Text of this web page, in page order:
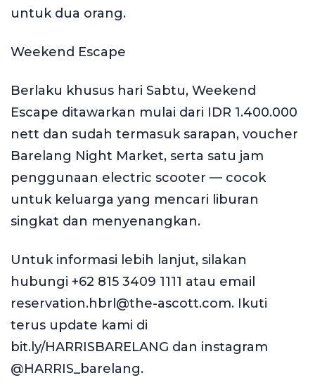
untuk dua orang.
Weekend Escape
Berlaku khusus hari Sabtu, Weekend
Escape ditawarkan mulai dari IDR 1.400.000
nett dan sudah termasuk sarapan, voucher
Barelang Night Market, serta satu jam
penggunaan electric scooter — cocok
untuk keluarga yang mencari liburan
singkat dan menyenangkan.
Untuk informasi lebih lanjut, silakan
hubungi +62 815 3409 1111 atau email
reservation.hbrl@the-ascott.com. Ikuti
terus update kami di
bit.ly/HARRISBARELANG dan instagram
@HARRIS_barelang.